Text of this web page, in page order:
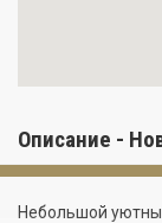
Описание -
Небольшой